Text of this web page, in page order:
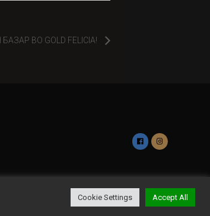
ВО GOLD FELICIA!
Cookie Settings Accept All